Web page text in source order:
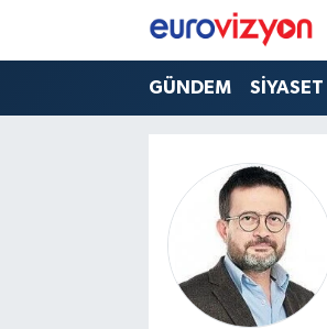
GÜNDEM SİYASET